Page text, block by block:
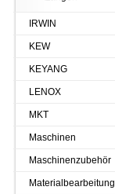
IRWIN
KEW
KEYANG
LENOX
MKT
Maschinen
Maschinenzubehör
Materialbearbeitung